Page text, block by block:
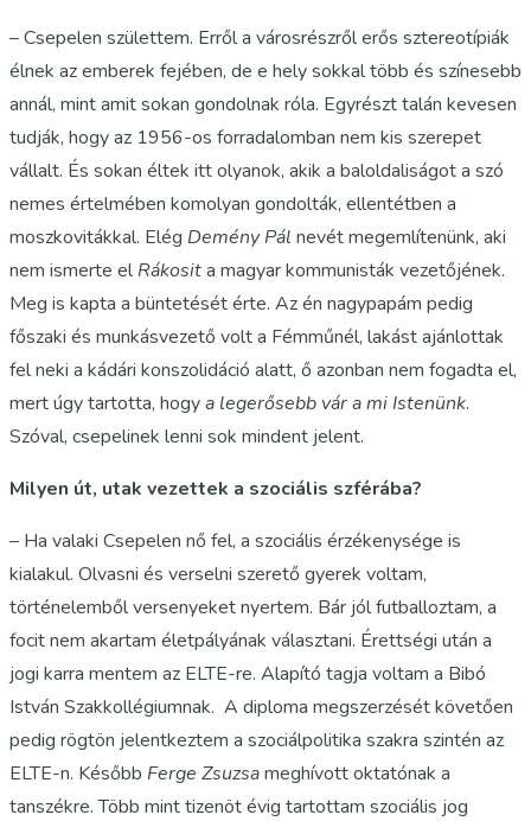
– Csepelen születtem. Erről a városrészről erős sztereotípiák
élnek az emberek fejében, de e hely sokkal több és színesebb
annál, mint amit sokan gondolnak róla. Egyrészt talán kevesen
tudják, hogy az 1956-os forradalomban nem kis szerepet
vállalt. És sokan éltek itt olyanok, akik a baloldaliságot a szó
nemes értelmében komolyan gondolták, ellentétben a
moszkovitákkal. Elég Demény Pál nevét megemlítenünk, aki
nem ismerte elRákosita magyar kommunisták vezetőjének.
Meg is kapta a büntetését érte. Az én nagypapám pedig
főszaki és munkásvezető volt a Fémműnél, lakást ajánlottak
fel neki a kádári konszolidáció alatt, ő azonban nem fogadta el,
mert úgy tartotta, hogya legerősebb vár a mi Istenünk.
Szóval, csepelinek lenni sok mindent jelent.
Milyen út, utak vezettek a szociális szférába?
– Ha valaki Csepelen nő fel, a szociális érzékenysége is
kialakul. Olvasni és verselni szerető gyerek voltam,
történelemből versenyeket nyertem. Bár jól futballoztam, a
focit nem akartam életpályának választani. Érettségi után a
jogi karra mentem az ELTE-re. Alapító tagja voltam a Bibó
István Szakkollégiumnak. A diploma megszerzését követően
pedig rögtön jelentkeztem a szociálpolitika szakra szintén az
ELTE-n. Később Ferge Zsuzsameghívott oktatónak a
tanszékre. Több mint tizenöt évig tartottam szociális jog